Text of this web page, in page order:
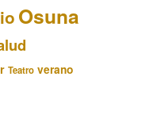
Osuna
Teatro verano